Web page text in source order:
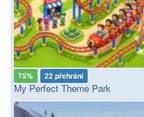
75% 22 přehrání
My Perfect Theme Park